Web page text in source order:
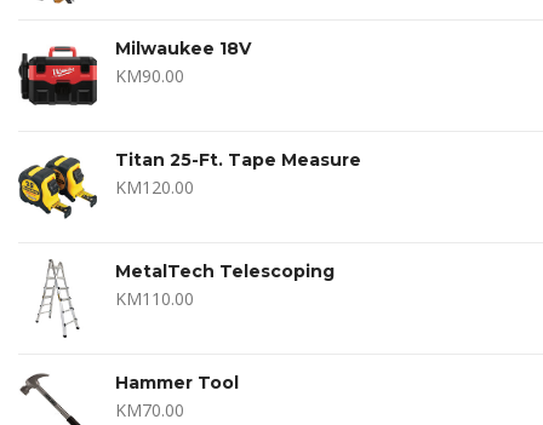
Milwaukee 18V
KM90.00
Titan 25-Ft. Tape Measure
KM120.00
MetalTech Telescoping
KM110.00
Hammer Tool
KM70.00